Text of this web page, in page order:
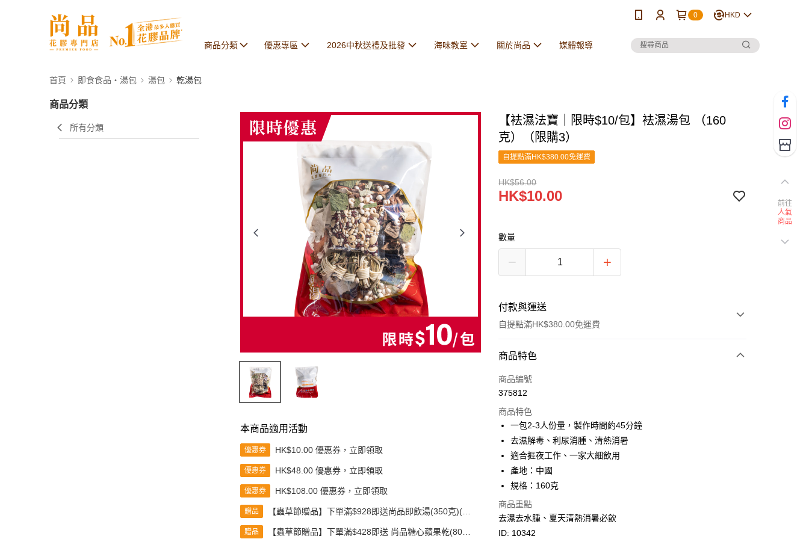
0 HKD
商品分類 優惠專區 2026中秋送禮及批發 海味教室 關於尚品 媒體報導
首頁 即食食品・湯包 湯包 乾湯包
商品分類
所有分類
本商品適用活動
優惠券 HK$10.00 優惠券，立即領取
優惠券 HK$48.00 優惠券，立即領取
優惠券 HK$108.00 優惠券，立即領取
贈品
【蟲草節贈品】下單滿$928即送尚品即飲湯(350克)(款
贈品
【蟲草節贈品】下單滿$428即送 尚品糖心蘋果乾(80
【袪濕法寶｜限時$10/包】袪濕湯包 （160
克）（限購3）
自提點滿HK$380.00免運費
HK$56.00
HK$10.00
數量
付款與運送
自提點滿HK$380.00免運費
付款方式
信用卡
Google Pay
AlipayHK
PayMe
WeChat Pay
BoC Pay
其他轉帳方式
商品特色
商品編號
375812
商品特色
一包2-3人份量，製作時間約45分鐘
去濕解毒、利尿消腫、清熱消暑
適合捱夜工作、一家大細飲用
產地：中國
規格：160克
商品重點
去濕去水腫、夏天清熱消暑必飲
ID: 10342
前往
人氣
商品